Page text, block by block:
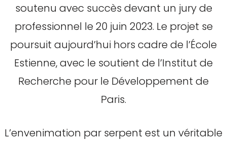
soutenu avec succès devant un jury de
professionnel le 20 juin 2023. Le projet se
poursuit aujourd’hui hors cadre de l’École
Estienne, avec le soutient de l’Institut de
Recherche pour le Développement de
Paris.
L’envenimation par serpent est un véritable